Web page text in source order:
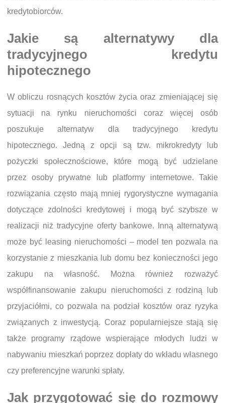
kredytobiorców.
Jakie są alternatywy dla
tradycyjnego kredytu
hipotecznego
W obliczu rosnących kosztów życia oraz zmieniającej się
sytuacji na rynku nieruchomości coraz więcej osób
poszukuje alternatyw dla tradycyjnego kredytu
hipotecznego. Jedną z opcji są tzw. mikrokredyty lub
pożyczki społecznościowe, które mogą być udzielane
przez osoby prywatne lub platformy internetowe. Takie
rozwiązania często mają mniej rygorystyczne wymagania
dotyczące zdolności kredytowej i mogą być szybsze w
realizacji niż tradycyjne oferty bankowe. Inną alternatywą
może być leasing nieruchomości – model ten pozwala na
korzystanie z mieszkania lub domu bez konieczności jego
zakupu na własność. Można również rozważyć
współfinansowanie zakupu nieruchomości z rodziną lub
przyjaciółmi, co pozwala na podział kosztów oraz ryzyka
związanych z inwestycją. Coraz popularniejsze stają się
także programy rządowe wspierające młodych ludzi w
nabywaniu mieszkań poprzez dopłaty do wkładu własnego
czy preferencyjne warunki spłaty.
Jak przygotować się do rozmowy